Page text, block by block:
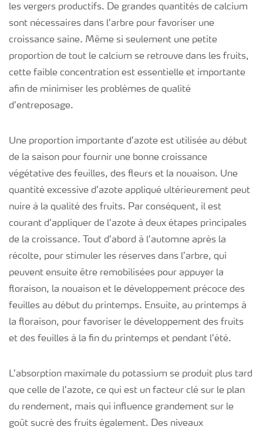
les vergers productifs. De grandes quantités de calcium
sont nécessaires dans l’arbre pour favoriser une
croissance saine. Même si seulement une petite
proportion de tout le calcium se retrouve dans les fruits,
cette faible concentration est essentielle et importante
afin de minimiser les problèmes de qualité
d’entreposage.
Une proportion importante d’azote est utilisée au début
de la saison pour fournir une bonne croissance
végétative des feuilles, des fleurs et la nouaison. Une
quantité excessive d’azote appliqué ultérieurement peut
nuire à la qualité des fruits. Par conséquent, il est
courant d’appliquer de l’azote à deux étapes principales
de la croissance. Tout d’abord à l’automne après la
récolte, pour stimuler les réserves dans l’arbre, qui
peuvent ensuite être remobilisées pour appuyer la
floraison, la nouaison et le développement précoce des
feuilles au début du printemps. Ensuite, au printemps à
la floraison, pour favoriser le développement des fruits
et des feuilles à la fin du printemps et pendant l’été.
L’absorption maximale du potassium se produit plus tard
que celle de l’azote, ce qui est un facteur clé sur le plan
du rendement, mais qui influence grandement sur le
goût sucré des fruits également. Des niveaux